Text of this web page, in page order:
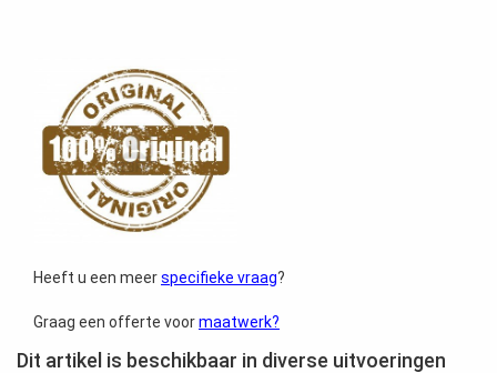
Heeft u een meerspecifieke vraag?
Graag een offerte voormaatwerk?
Dit artikel is beschikbaar in diverse uitvoeringen